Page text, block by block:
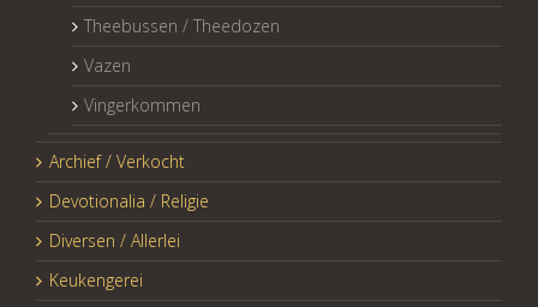
Theebussen / Theedozen
Vazen
Vingerkommen
Archief / Verkocht
Devotionalia / Religie
Diversen / Allerlei
Keukengerei